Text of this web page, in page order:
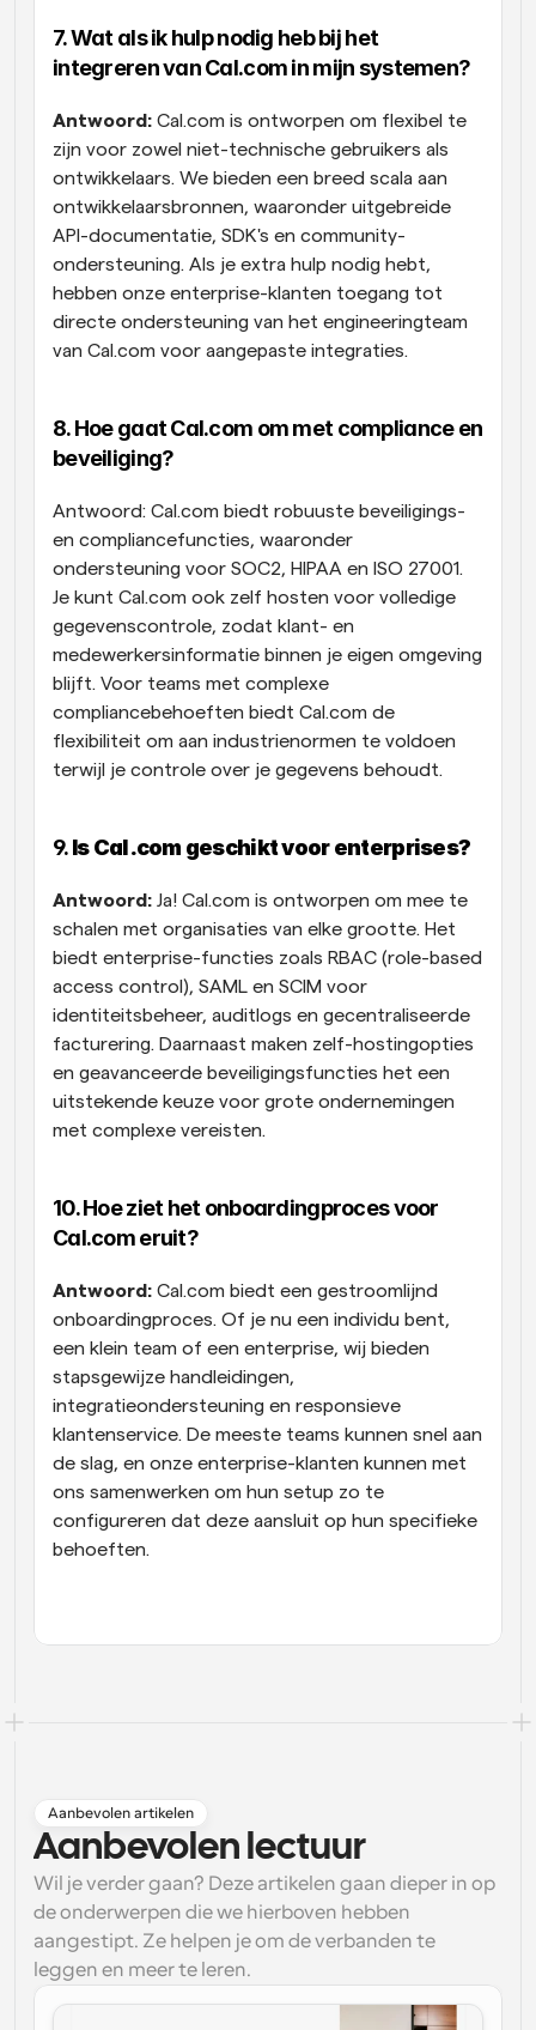
7. Wat als ik hulp nodig heb bij het
integreren van Cal.com in mijn systemen?
Antwoord: Cal.com is ontworpen om flexibel te
zijn voor zowel niet-technische gebruikers als
ontwikkelaars. We bieden een breed scala aan
ontwikkelaarsbronnen, waaronder uitgebreide
API-documentatie, SDK's en community-
ondersteuning. Als je extra hulp nodig hebt,
hebben onze enterprise-klanten toegang tot
directe ondersteuning van het engineeringteam
van Cal.com voor aangepaste integraties.
8. Hoe gaat Cal.com om met compliance en
beveiliging?
Antwoord: Cal.com biedt robuuste beveiligings-
en compliancefuncties, waaronder
ondersteuning voor SOC2, HIPAA en ISO 27001.
Je kunt Cal.com ook zelf hosten voor volledige
gegevenscontrole, zodat klant- en
medewerkersinformatie binnen je eigen omgeving
blijft. Voor teams met complexe
compliancebehoeften biedt Cal.com de
flexibiliteit om aan industrienormen te voldoen
terwijl je controle over je gegevens behoudt.
9. Is Cal.com geschikt voor enterprises?
Antwoord: Ja! Cal.com is ontworpen om mee te
schalen met organisaties van elke grootte. Het
biedt enterprise-functies zoals RBAC (role-based
access control), SAML en SCIM voor
identiteitsbeheer, auditlogs en gecentraliseerde
facturering. Daarnaast maken zelf-hostingopties
en geavanceerde beveiligingsfuncties het een
uitstekende keuze voor grote ondernemingen
met complexe vereisten.
10. Hoe ziet het onboardingproces voor
Cal.com eruit?
Antwoord: Cal.com biedt een gestroomlijnd
onboardingproces. Of je nu een individu bent,
een klein team of een enterprise, wij bieden
stapsgewijze handleidingen,
integratieondersteuning en responsieve
klantenservice. De meeste teams kunnen snel aan
de slag, en onze enterprise-klanten kunnen met
ons samenwerken om hun setup zo te
configureren dat deze aansluit op hun specifieke
behoeften.
Aanbevolen artikelen
Aanbevolen lectuur
Wil je verder gaan? Deze artikelen gaan dieper in op
de onderwerpen die we hierboven hebben
aangestipt. Ze helpen je om de verbanden te
leggen en meer te leren.